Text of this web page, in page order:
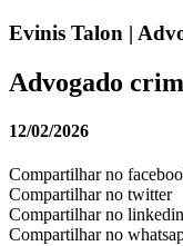
Evinis Talon |
Advogado
12/02/2026
Compartilhar no
Compartilhar no twitter
Compartilhar no linkedin
Compartilhar no